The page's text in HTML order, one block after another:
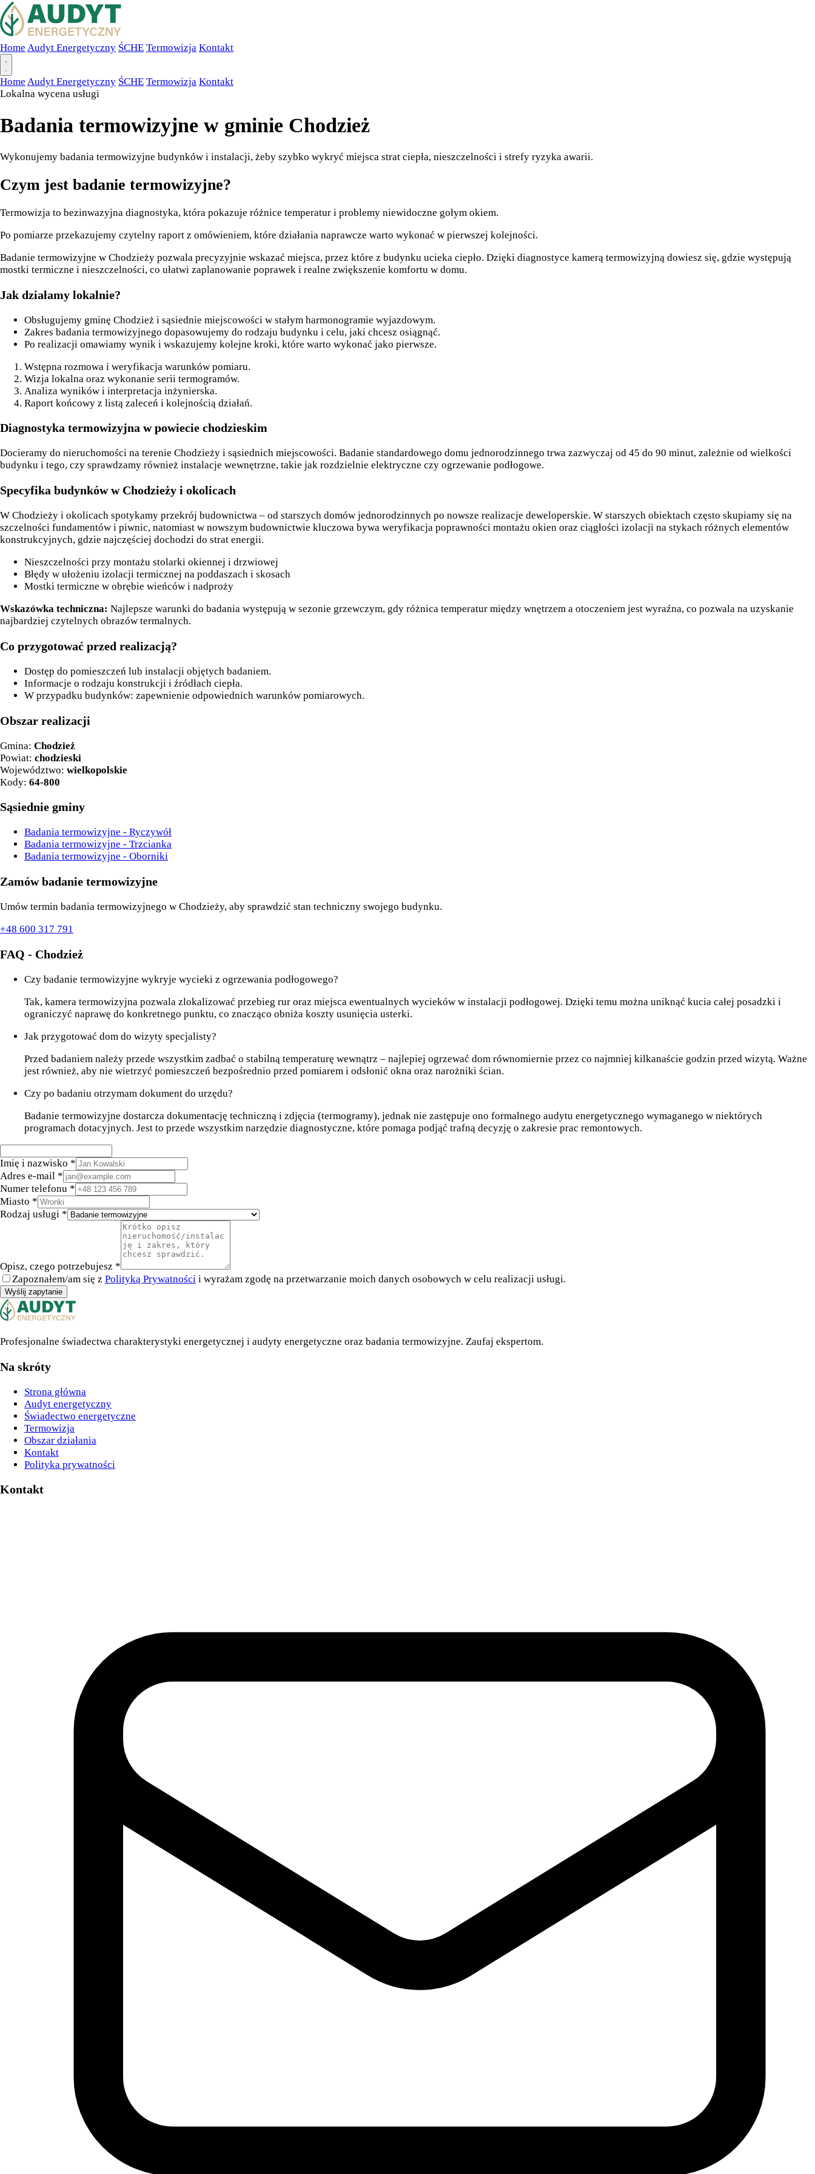
Home Audyt Energetyczny ŚCHE Termowizja Kontakt
Home Audyt Energetyczny ŚCHE Termowizja Kontakt
Lokalna wycena usługi
Badania termowizyjne w gminie Chodzież
Wykonujemy badania termowizyjne budynków i instalacji, żeby szybko wykryć miejsca strat ciepła, nieszczelności i strefy ryzyka awarii.
Czym jest badanie termowizyjne?
Termowizja to bezinwazyjna diagnostyka, która pokazuje różnice temperatur i problemy niewidoczne gołym okiem.
Po pomiarze przekazujemy czytelny raport z omówieniem, które działania naprawcze warto wykonać w pierwszej kolejności.
Badanie termowizyjne w Chodzieży pozwala precyzyjnie wskazać miejsca, przez które z budynku ucieka ciepło. Dzięki diagnostyce kamerą termowizyjną dowiesz się, gdzie występują
mostki termiczne i nieszczelności, co ułatwi zaplanowanie poprawek i realne zwiększenie komfortu w domu.
Jak działamy lokalnie?
Obsługujemy gminę Chodzież i sąsiednie miejscowości w stałym harmonogramie wyjazdowym.
Zakres badania termowizyjnego dopasowujemy do rodzaju budynku i celu, jaki chcesz osiągnąć.
Po realizacji omawiamy wynik i wskazujemy kolejne kroki, które warto wykonać jako pierwsze.
Wstępna rozmowa i weryfikacja warunków pomiaru.
Wizja lokalna oraz wykonanie serii termogramów.
Analiza wyników i interpretacja inżynierska.
Raport końcowy z listą zaleceń i kolejnością działań.
Diagnostyka termowizyjna w powiecie chodzieskim
Docieramy do nieruchomości na terenie Chodzieży i sąsiednich miejscowości. Badanie standardowego domu jednorodzinnego trwa zazwyczaj od 45 do 90 minut, zależnie od wielkości
budynku i tego, czy sprawdzamy również instalacje wewnętrzne, takie jak rozdzielnie elektryczne czy ogrzewanie podłogowe.
Specyfika budynków w Chodzieży i okolicach
W Chodzieży i okolicach spotykamy przekrój budownictwa – od starszych domów jednorodzinnych po nowsze realizacje deweloperskie. W starszych obiektach często skupiamy się na
szczelności fundamentów i piwnic, natomiast w nowszym budownictwie kluczowa bywa weryfikacja poprawności montażu okien oraz ciągłości izolacji na stykach różnych elementów
konstrukcyjnych, gdzie najczęściej dochodzi do strat energii.
Nieszczelności przy montażu stolarki okiennej i drzwiowej
Błędy w ułożeniu izolacji termicznej na poddaszach i skosach
Mostki termiczne w obrębie wieńców i nadproży
Wskazówka techniczna: Najlepsze warunki do badania występują w sezonie grzewczym, gdy różnica temperatur między wnętrzem a otoczeniem jest wyraźna, co pozwala na uzyskanie
najbardziej czytelnych obrazów termalnych.
Co przygotować przed realizacją?
Dostęp do pomieszczeń lub instalacji objętych badaniem.
Informacje o rodzaju konstrukcji i źródłach ciepła.
W przypadku budynków: zapewnienie odpowiednich warunków pomiarowych.
Obszar realizacji
Gmina: Chodzież
Powiat: chodzieski
Województwo: wielkopolskie
Kody: 64-800
Sąsiednie gminy
Badania termowizyjne - Ryczywół
Badania termowizyjne - Trzcianka
Badania termowizyjne - Oborniki
Zamów badanie termowizyjne
Umów termin badania termowizyjnego w Chodzieży, aby sprawdzić stan techniczny swojego budynku.
+48 600 317 791
FAQ - Chodzież
Czy badanie termowizyjne wykryje wycieki z ogrzewania podłogowego?
Tak, kamera termowizyjna pozwala zlokalizować przebieg rur oraz miejsca ewentualnych wycieków w instalacji podłogowej. Dzięki temu można uniknąć kucia całej posadzki i
ograniczyć naprawę do konkretnego punktu, co znacząco obniża koszty usunięcia usterki.
Jak przygotować dom do wizyty specjalisty?
Przed badaniem należy przede wszystkim zadbać o stabilną temperaturę wewnątrz – najlepiej ogrzewać dom równomiernie przez co najmniej kilkanaście godzin przed wizytą. Ważne
jest również, aby nie wietrzyć pomieszczeń bezpośrednio przed pomiarem i odsłonić okna oraz narożniki ścian.
Czy po badaniu otrzymam dokument do urzędu?
Badanie termowizyjne dostarcza dokumentację techniczną i zdjęcia (termogramy), jednak nie zastępuje ono formalnego audytu energetycznego wymaganego w niektórych
programach dotacyjnych. Jest to przede wszystkim narzędzie diagnostyczne, które pomaga podjąć trafną decyzję o zakresie prac remontowych.
Imię i nazwisko *
Adres e-mail *
Numer telefonu *
Miasto *
Rodzaj usługi *
Opisz, czego potrzebujesz *
Zapoznałem/am się z Polityką Prywatności i wyrażam zgodę na przetwarzanie moich danych osobowych w celu realizacji usługi.
Wyślij zapytanie
Profesjonalne świadectwa charakterystyki energetycznej i audyty energetyczne oraz badania termowizyjne. Zaufaj ekspertom.
Na skróty
Strona główna
Audyt energetyczny
Świadectwo energetyczne
Termowizja
Obszar działania
Kontakt
Polityka prywatności
Kontakt